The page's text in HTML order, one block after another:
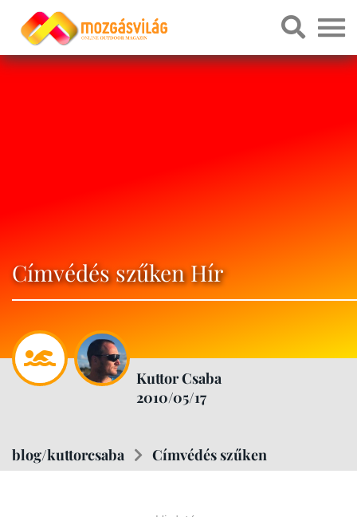
Címvédés szűken Hír
Kuttor Csaba
2010/05/17
blog/kuttorcsaba Címvédés szűken